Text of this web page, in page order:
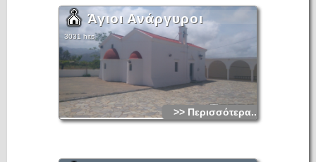
Άγιοι Ανάργυροι
3031 hits
>> Περισσότερα...